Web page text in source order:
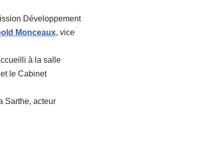
Développement
Monceaux, vice
à la salle
le Cabinet
Sarthe, acteur